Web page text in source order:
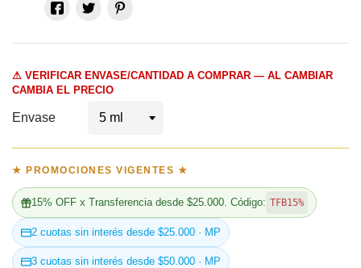
⚠ VERIFICAR ENVASE/CANTIDAD A COMPRAR — AL CAMBIAR
CAMBIA EL PRECIO
Envase
★ PROMOCIONES VIGENTES ★
15% OFF x Transferencia desde $25.000. Código: TFB15%
2 cuotas sin interés desde $25.000 · MP
3 cuotas sin interés desde $50.000 · MP